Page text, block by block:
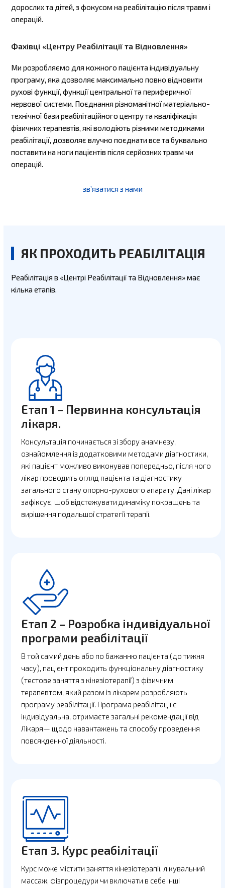
дорослих та дітей, з фокусом на реабілітацію після травм і
операцій.
Фахівці «Центру Реабілітації та Відновлення»
Ми розробляємо для кожного пацієнта індивідуальну
програму, яка дозволяє максимально повно відновити
рухові функції, функції центральної та периферичної
нервової системи. Поєднання різноманітної матеріально-
технічної бази реабілітаційного центру та кваліфікація
фізичних терапевтів, які володіють різними методиками
реабілітації, дозволяє влучно поєднати все та буквально
поставити на ноги пацієнтів після серйозних травм чи
операцій.
зв’язатися з нами
ЯК ПРОХОДИТЬ РЕАБІЛІТАЦІЯ
Реабілітація в «Центрі Реабілітації та Відновлення» має
кілька етапів.
Етап 1 – Первинна консультація
лікаря.
Консультація починається зі збору анамнезу,
ознайомлення із додатковими методами діагностики,
які пацієнт можливо виконував попередньо, після чого
лікар проводить огляд пацієнта та діагностику
загального стану опорно-рухового апарату. Дані лікар
зафіксує, щоб відстежувати динаміку покращень та
вирішення подальшої стратегії терапії.
Етап 2 – Розробка індивідуальної
програми реабілітації
В той самий день або по бажанню пацієнта (до тижня
часу), пацієнт проходить функціональну діагностику
(тестове заняття з кінезіотерапії) з фізичним
терапевтом, який разом із лікарем розробляють
програму реабілітації. Програма реабілітації є
індивідуальна, отримаєте загальні рекомендації від
Лікаря— щодо навантажень та способу проведення
повсякденної діяльності.
Етап 3. Курс реабілітації
Курс може містити заняття кінезіотерапії, лікувальний
массаж, фізпроцедури чи включати в себе інші